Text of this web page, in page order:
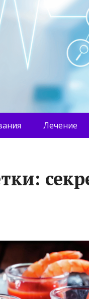
Лечение